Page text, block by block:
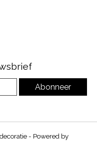
Abonneer
- Powered by